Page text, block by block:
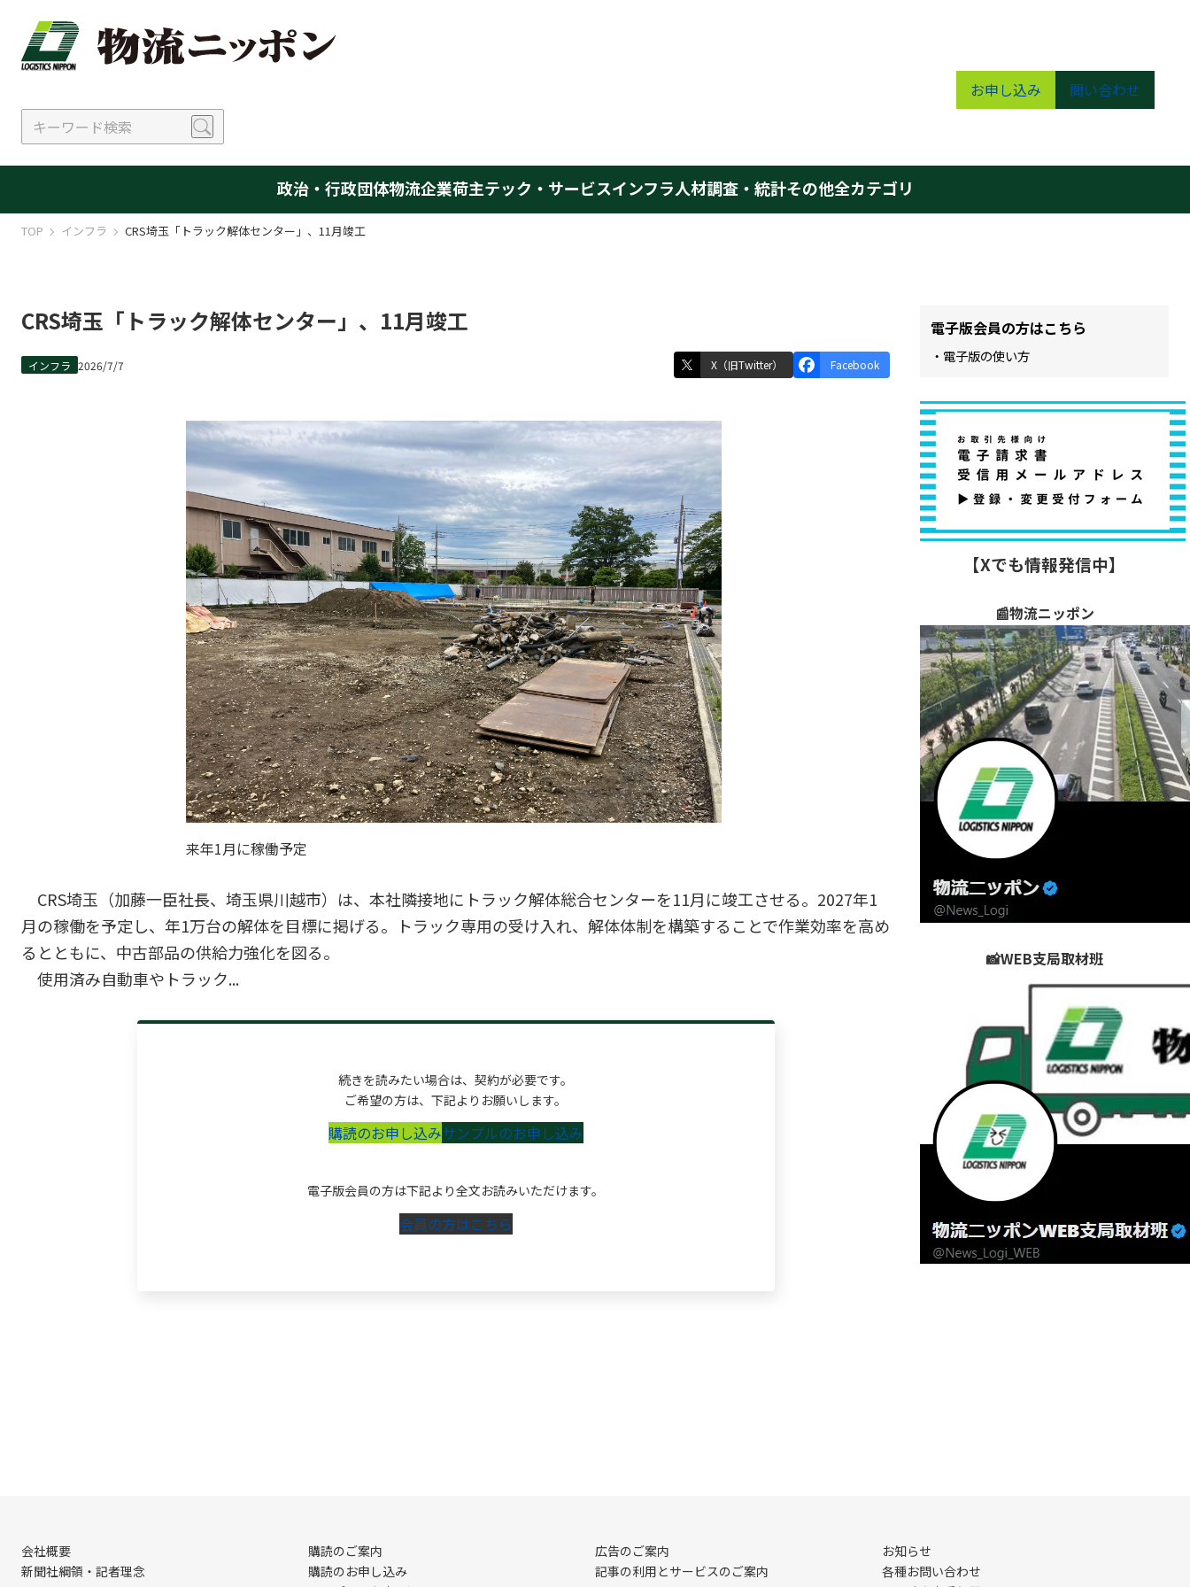
お申し込み 問い合わせ
政治・行政団体物流企業荷主テック・サービスインフラ人材調査・統計その他全カテゴリ
TOP インフラ CRS埼玉「トラック解体センター」、11月竣工
CRS埼玉「トラック解体センター」、11月竣工
インフラ 2026/7/7 X（旧Twitter） Facebook
来年1月に稼働予定
CRS埼玉（加藤一臣社長、埼玉県川越市）は、本社隣接地にトラック解体総合センターを11月に竣工させる。2027年1
月の稼働を予定し、年1万台の解体を目標に掲げる。トラック専用の受け入れ、解体体制を構築することで作業効率を高め
るとともに、中古部品の供給力強化を図る。
使用済み自動車やトラック...
続きを読みたい場合は、契約が必要です。
ご希望の方は、下記よりお願いします。
購読のお申し込みサンプルのお申し込み
電子版会員の方は下記より全文お読みいただけます。
会員の方はこちら
電子版会員の方はこちら
・電子版の使い方
【Xでも情報発信中】
📰物流ニッポン
📸WEB支局取材班
会社概要
新聞社綱領・記者理念
購読のご案内
購読のお申し込み
広告のご案内
記事の利用とサービスのご案内
お知らせ
各種お問い合わせ